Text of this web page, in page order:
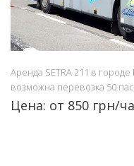
Аренда SETRA 211 в
возможна перевозка 50
Цена: от 850 грн/